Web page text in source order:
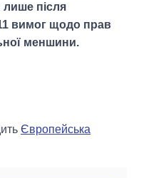
лише після
вимог щодо прав
меншини.
Європейська